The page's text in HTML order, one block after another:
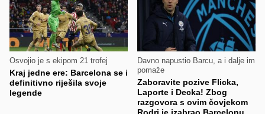
Osvojio je s ekipom 21 trofej
Kraj jedne ere: Barcelona se i
definitivno riješila svoje
legende
Davno napustio Barcu, a i dalje im
pomaže
Zaboravite pozive Flicka,
Laporte i Decka! Zbog
razgovora s ovim čovjekom